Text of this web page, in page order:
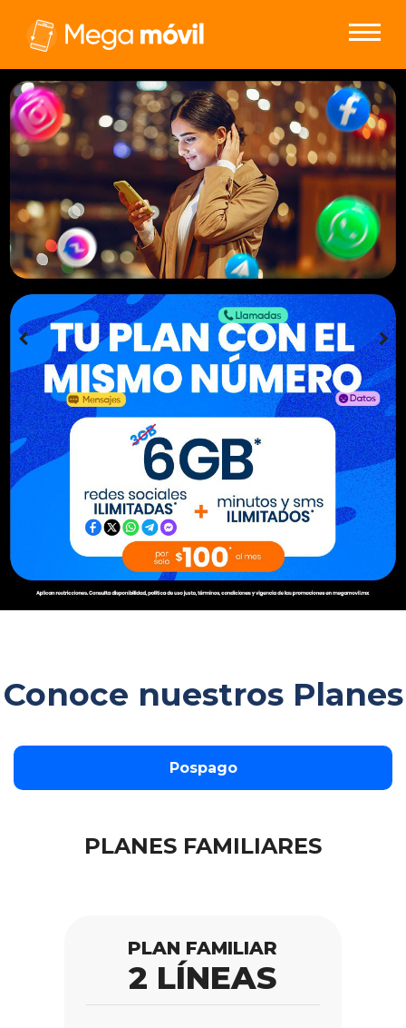
Conoce nuestros Planes
Pospago
PLANES FAMILIARES
PLAN FAMILIAR
2 LÍNEAS